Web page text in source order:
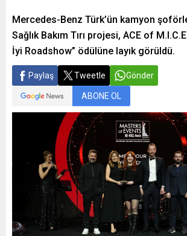
Mercedes-Benz Türk’ün kamyon
Sağlık Bakım Tırı projesi, ACE of
İyi Roadshow” ödülüne layık görüldü.
Paylaş Tweetle Gönder
ABONE OL